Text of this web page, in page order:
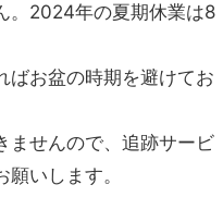
。2024年の夏期休業は8
ばお盆の時期を避けてお
ませんので、追跡サービ
いします。